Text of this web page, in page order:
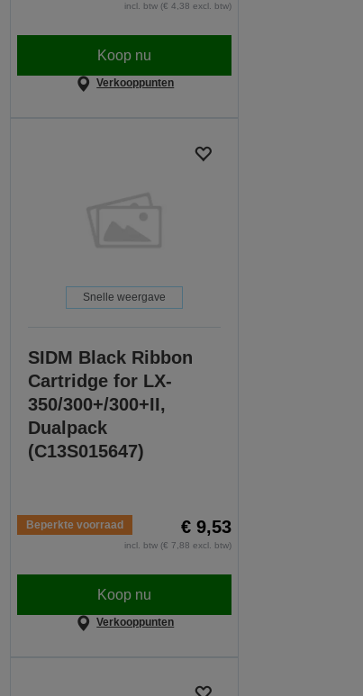
incl. btw (€ 4,38 excl. btw)
Koop nu
Verkooppunten
Snelle weergave
SIDM Black Ribbon
Cartridge for LX-
350/300+/300+II,
Dualpack
(C13S015647)
Beperkte voorraad € 9,53
incl. btw (€ 7,88 excl. btw)
Koop nu
Verkooppunten